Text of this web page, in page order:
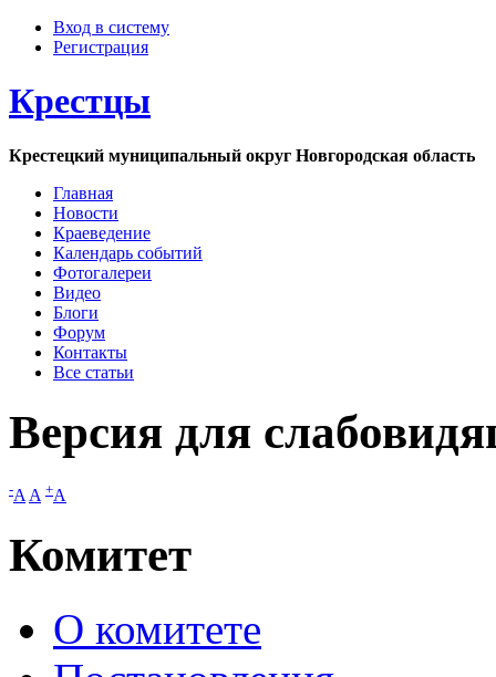
Вход в систему
Регистрация
Крестцы
Крестецкий муниципальный округ Новгородская область
Главная
Новости
Краеведение
Календарь событий
Фотогалереи
Видео
Блоги
Форум
Контакты
Все статьи
Версия для
-A A +A
Комитет
О комитете